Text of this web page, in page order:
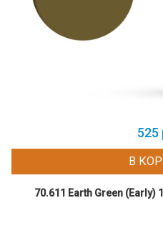
525
В
70.611 Earth Green